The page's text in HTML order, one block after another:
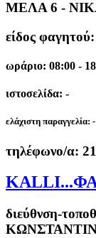
ΜΕΛΑ 6 -
είδος
ωράριο: 08:00 -
ιστοσελίδα: -
ελάχιστη παραγγελία: -
τηλέφωνο/α:
διεύθνση-